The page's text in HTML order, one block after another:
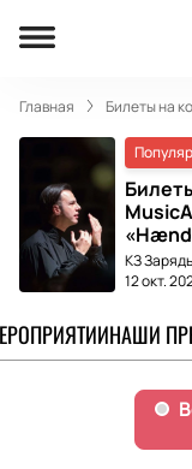
Главная Билеты на
КЗ
12 окт.
НАШИ